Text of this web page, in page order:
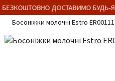
ДОСТАВИМО БУДЬ-
Босоніжки молочні Estro